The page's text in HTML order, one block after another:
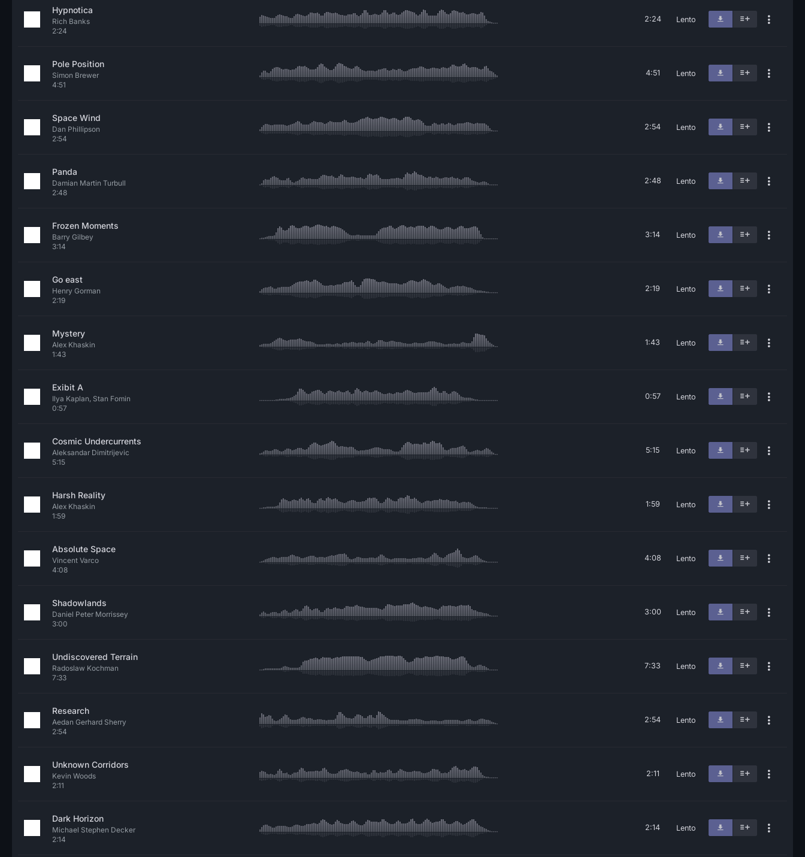
Hypnotica
Rich Banks
2:24
2:24 Lento
Pole Position
Simon Brewer
4:51
4:51 Lento
Space Wind
Dan Phillipson
2:54
2:54 Lento
Panda
Damian Martin Turbull
2:48
2:48 Lento
Frozen Moments
Barry Gilbey
3:14
3:14 Lento
Go east
Henry Gorman
2:19
2:19 Lento
Mystery
Alex Khaskin
1:43
1:43 Lento
Exibit A
Ilya Kaplan, Stan Fomin
0:57
0:57 Lento
Cosmic Undercurrents
Aleksandar Dimitrijevic
5:15
5:15 Lento
Harsh Reality
Alex Khaskin
1:59
1:59 Lento
Absolute Space
Vincent Varco
4:08
4:08 Lento
Shadowlands
Daniel Peter Morrissey
3:00
3:00 Lento
Undiscovered Terrain
Radoslaw Kochman
7:33
7:33 Lento
Research
Aedan Gerhard Sherry
2:54
2:54 Lento
Unknown Corridors
Kevin Woods
2:11
2:11 Lento
Dark Horizon
Michael Stephen Decker
2:14
2:14 Lento